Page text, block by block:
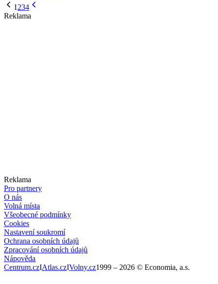
1 234
Reklama
Reklama
Pro partnery
O nás
Volná místa
Všeobecné podmínky
Cookies
Nastavení soukromí
Ochrana osobních údajů
Zpracování osobních údajů
Nápověda
Centrum.czIAtlas.czIVolny.cz1999 – 2026 © Economia, a.s.